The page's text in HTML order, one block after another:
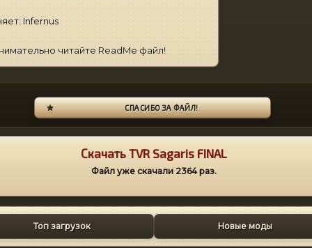
Infernus
читайте ReadMe файл!
СПАСИБО ЗА ФАЙЛ!
Скачать TVR Sagaris FINAL
Файл уже скачали 2364раз.
Топ загрузок Новые моды